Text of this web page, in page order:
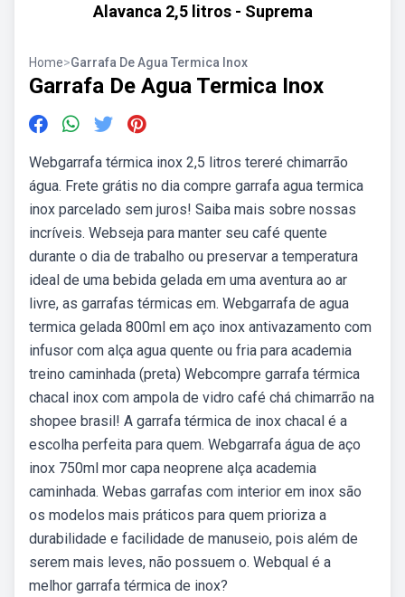
Alavanca 2,5 litros - Suprema
Home>Garrafa De Agua Termica Inox
Garrafa De Agua Termica Inox
Webgarrafa térmica inox 2,5 litros tereré chimarrão
água. Frete grátis no dia compre garrafa agua termica
inox parcelado sem juros! Saiba mais sobre nossas
incríveis. Webseja para manter seu café quente
durante o dia de trabalho ou preservar a temperatura
ideal de uma bebida gelada em uma aventura ao ar
livre, as garrafas térmicas em. Webgarrafa de agua
termica gelada 800ml em aço inox antivazamento com
infusor com alça agua quente ou fria para academia
treino caminhada (preta) Webcompre garrafa térmica
chacal inox com ampola de vidro café chá chimarrão na
shopee brasil! A garrafa térmica de inox chacal é a
escolha perfeita para quem. Webgarrafa água de aço
inox 750ml mor capa neoprene alça academia
caminhada. Webas garrafas com interior em inox são
os modelos mais práticos para quem prioriza a
durabilidade e facilidade de manuseio, pois além de
serem mais leves, não possuem o. Webqual é a
melhor garrafa térmica de inox?